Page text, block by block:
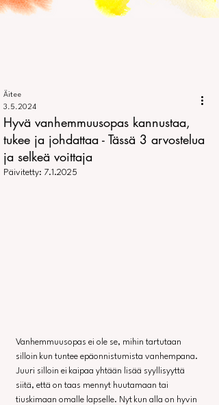
Hyvä vanhemmuusopas kannustaa,
tukee ja johdattaa - Tässä 3 arvostelua
ja selkeä voittaja
Äitee
3.5.2024
Päivitetty: 7.1.2025
Vanhemmuusopas ei ole se, mihin tartutaan
silloin kun tuntee epäonnistumista vanhempana.
Juuri silloin ei kaipaa yhtään lisää syyllisyyttä
siitä, että on taas mennyt huutamaan tai
tiuskimaan omalle lapselle. Nyt kun alla on hyvin